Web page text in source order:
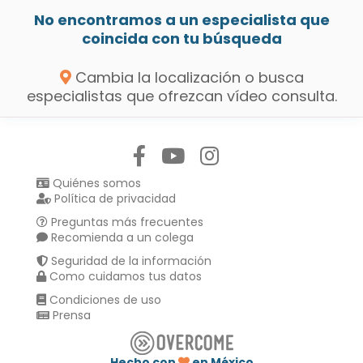
No encontramos a un especialista que
coincida con tu búsqueda
Cambia la localización o busca
especialistas que ofrezcan vídeo consulta.
Quiénes somos
Política de privacidad
Preguntas más frecuentes
Recomienda a un colega
Seguridad de la información
Como cuidamos tus datos
Condiciones de uso
Prensa